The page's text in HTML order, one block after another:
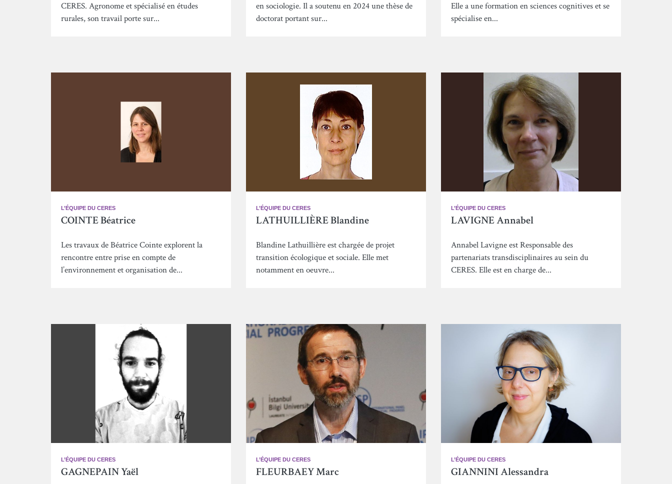
CERES. Agronome et spécialisé en études
rurales, son travail porte sur...
en sociologie. Il a soutenu en 2024 une thèse de
doctorat portant sur...
Elle a une formation en sciences cognitives et se
spécialise en...
L’ÉQUIPE DU CERES
COINTE Béatrice
Les travaux de Béatrice Cointe explorent la
rencontre entre prise en compte de
l’environnement et organisation de...
L’ÉQUIPE DU CERES
LATHUILLIÈRE Blandine
Blandine Lathuillière est chargée de projet
transition écologique et sociale. Elle met
notamment en oeuvre...
L’ÉQUIPE DU CERES
LAVIGNE Annabel
Annabel Lavigne est Responsable des
partenariats transdisciplinaires au sein du
CERES. Elle est en charge de...
L’ÉQUIPE DU CERES
GAGNEPAIN Yaël
L’ÉQUIPE DU CERES
FLEURBAEY Marc
L’ÉQUIPE DU CERES
GIANNINI Alessandra